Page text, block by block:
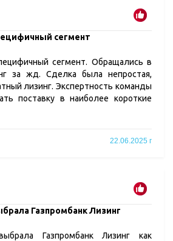
сегмент
сегмент. Обращались в
за жд. Сделка была непростая,
лизинг. Экспертность команды
поставку в наиболее короткие
22.06.2025 г
Газпромбанк Лизинг
Газпромбанк Лизинг как